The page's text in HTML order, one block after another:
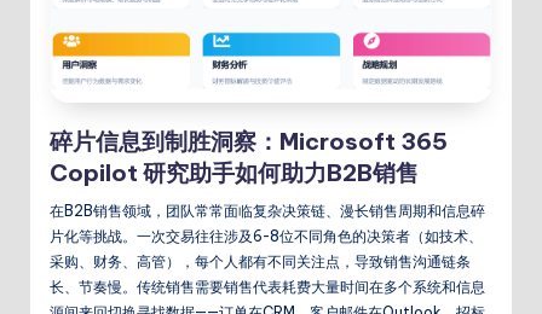
碎片信息到制胜洞察：Microsoft 365
Copilot 研究助手如何助力B2B销售
在B2B销售领域，团队常常面临复杂决策链、漫长销售周期和信息碎
片化等挑战。一次交易往往涉及6-8位不同角色的决策者（如技术、
采购、财务、高管），每个人都有不同关注点，导致销售沟通链条
长、节奏慢。传统销售需要销售代表耗费大量时间在多个系统和信息